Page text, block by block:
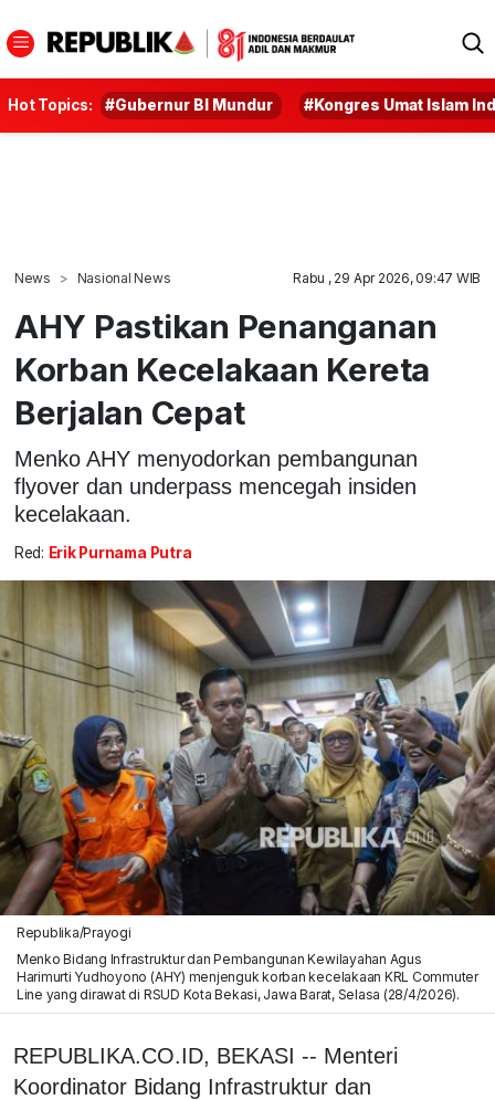
Hot Topics: #Gubernur BI Mundur #Kongres Umat Islam
News Nasional News Rabu , 29 Apr 2026, 09:47 WIB
AHY Pastikan Penanganan
Korban Kecelakaan Kereta
Berjalan Cepat
Menko AHY menyodorkan pembangunan
flyover dan underpass mencegah insiden
kecelakaan.
Red: Erik Purnama Putra
Republika/Prayogi
Menko Bidang Infrastruktur dan Pembangunan Kewilayahan Agus
Harimurti Yudhoyono (AHY) menjenguk korban kecelakaan KRL Commuter
Line yang dirawat di RSUD Kota Bekasi, Jawa Barat, Selasa (28/4/2026).
REPUBLIKA.CO.ID, BEKASI -- Menteri
Koordinator Bidang Infrastruktur dan